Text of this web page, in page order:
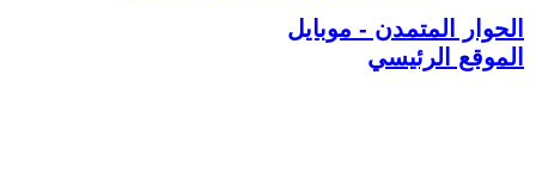
الحوار المتمدن - موبايل
الموقع الرئيسي